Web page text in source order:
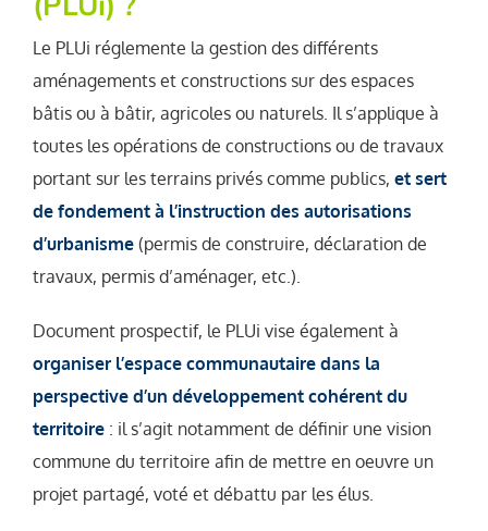
Le PLUi réglemente la gestion des différents
aménagements et constructions sur des espaces
bâtis ou à bâtir, agricoles ou naturels. Il s’applique à
toutes les opérations de constructions ou de travaux
portant sur les terrains privés comme publics, et sert
de fondement à l’instruction des autorisations
d’urbanisme (permis de construire, déclaration de
travaux, permis d’aménager, etc.).
Document prospectif, le PLUi vise également à
organiser l’espace communautaire dans la
perspective d’un développement cohérent du
territoire : il s’agit notamment de définir une vision
commune du territoire afin de mettre en oeuvre un
projet partagé, voté et débattu par les élus.